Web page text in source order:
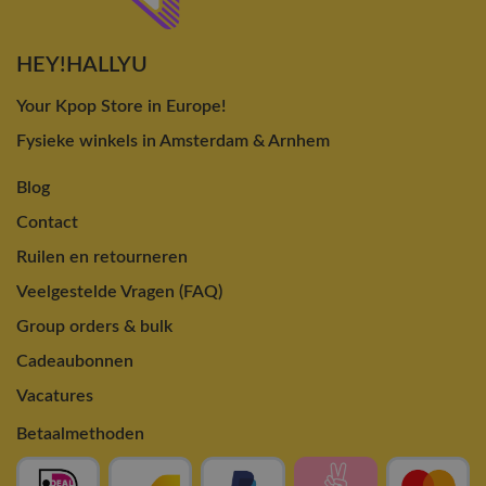
HEY!HALLYU
Your Kpop Store in Europe!
Fysieke winkels in Amsterdam & Arnhem
Blog
Contact
Ruilen en retourneren
Veelgestelde Vragen (FAQ)
Group orders & bulk
Cadeaubonnen
Vacatures
Betaalmethoden